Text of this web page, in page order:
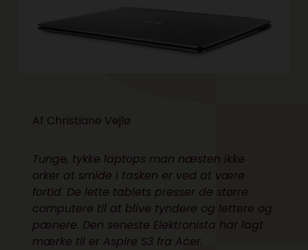
Af Christiane Vejlø
Tunge, tykke laptops man næsten ikke
orker at smide i tasken er ved at være
fortid. De lette tablets presser de større
computere til at blive tyndere og lettere og
pænere. Den seneste Elektronista har lagt
mærke til er Aspire S3 fra Acer.